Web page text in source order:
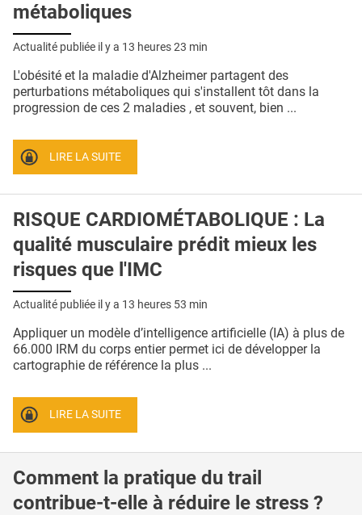
L'APP
PUBLICITÉ
CONTACT
métaboliques
Actualité publiée il y a 13 heures 23 min
L'obésité et la maladie d'Alzheimer partagent des
perturbations métaboliques qui s'installent tôt dans la
progression de ces 2 maladies , et souvent, bien ...
LIRE LA SUITE
RISQUE CARDIOMÉTABOLIQUE : La
qualité musculaire prédit mieux les
risques que l'IMC
Actualité publiée il y a 13 heures 53 min
Appliquer un modèle d’intelligence artificielle (IA) à plus de
66.000 IRM du corps entier permet ici de développer la
cartographie de référence la plus ...
LIRE LA SUITE
Comment la pratique du trail
contribue-t-elle à réduire le stress ?